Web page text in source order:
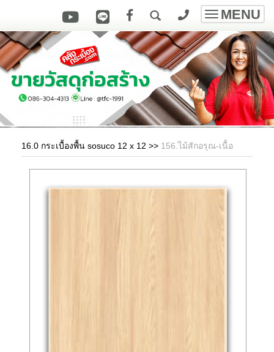
Toggle
MENU
16.0 กระเบื้องพื้น sosuco 12 x 12 >> 156.ไม้สักอรุณ-เนื้อ